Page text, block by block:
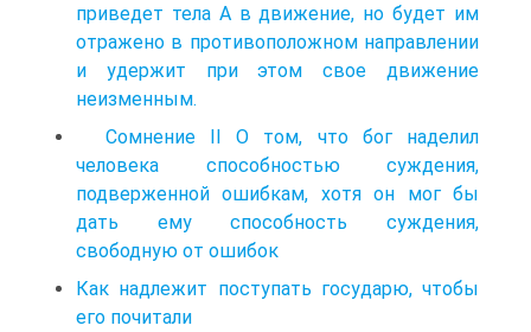
приведет тела А в движение, но будет им
отражено в противоположном направлении
и удержит при этом свое движение
неизменным.
Сомнение II О том, что бог наделил
человека способностью суждения,
подверженной ошибкам, хотя он мог бы
дать ему способность суждения,
свободную от ошибок
Как надлежит поступать государю, чтобы
его почитали